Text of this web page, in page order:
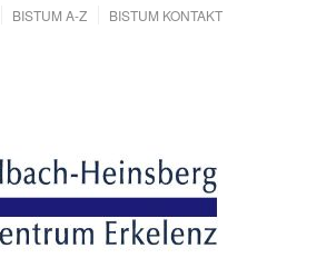
BISTUM A-Z BISTUM KONTAKT